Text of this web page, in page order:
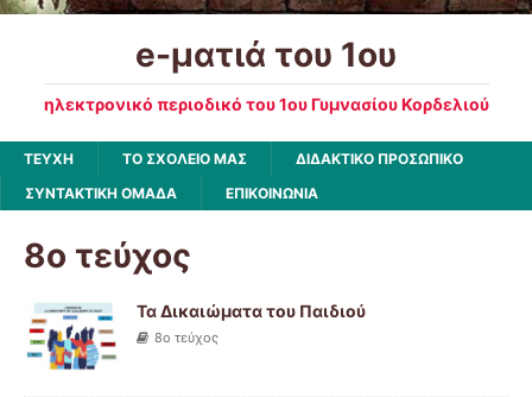
e-ματιά του 1ου
ηλεκτρονικό περιοδικό του 1ου Γυμνασίου Κορδελιού
ΤΕΥΧΗ ΤΟ ΣΧΟΛΕΙΟ ΜΑΣ
ΔΙΔΑΚΤΙΚΟ ΠΡΟΣΩΠΙΚΟ
ΣΥΝΤΑΚΤΙΚΗ ΟΜΑΔΑ
ΕΠΙΚΟΙΝΩΝΙΑ
8ο τεύχος
Τα Δικαιώματα του Παιδιού
8ο τεύχος